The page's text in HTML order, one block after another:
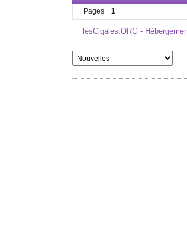
Pages
1
lesCigales.ORG -